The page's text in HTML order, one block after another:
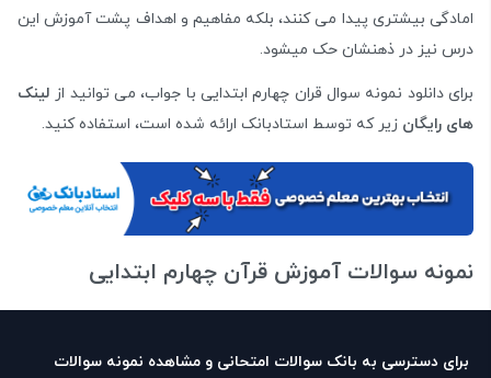
امادگی بیشتری پیدا می کنند، بلکه مفاهیم و اهداف پشت آموزش این
درس نیز در ذهنشان حک میشود.
برای دانلود نمونه سوال قران چهارم ابتدایی با جواب، می توانید از لینک
های رایگان زیر که توسط استادبانک ارائه شده است، استفاده کنید.
نمونه سوالات آموزش قرآن چهارم ابتدایی
برای دسترسی به بانک سوالات امتحانی و مشاهده نمونه سوالات